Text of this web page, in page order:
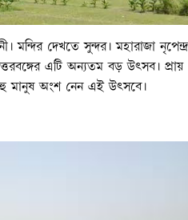
মন্দির দেখতে সুন্দর। মহারাজা
এটি অন্যতম বড় উৎসব।
মানুষ অংশ নেন এই উৎসবে।